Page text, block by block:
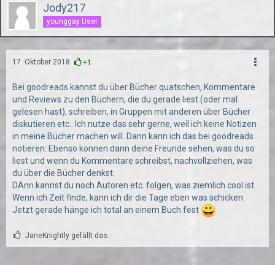
Jody217
younggay User
17. Oktober 2018 +1
Bei goodreads kannst du über Bücher quatschen, Kommentare
und Reviews zu den Büchern, die du gerade liest (oder mal
gelesen hast), schreiben, in Gruppen mit anderen über Bücher
diskutieren etc.. Ich nutze das sehr gerne, weil ich keine Notizen
in meine Bücher machen will. Dann kann ich das bei goodreads
notieren. Ebenso können dann deine Freunde sehen, was du so
liest und wenn du Kommentare schreibst, nachvollziehen, was
du über die Bücher denkst.
DAnn kannst du noch Autoren etc. folgen, was ziemlich cool ist.
Wenn ich Zeit finde, kann ich dir die Tage eben was schicken.
Jetzt gerade hänge ich total an einem Buch fest
JaneKnightly gefällt das.